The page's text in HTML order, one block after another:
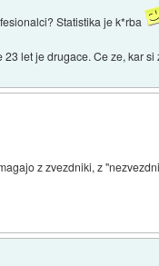
Statistika je k*rba
let je drugace. Ce ze, kar
z zvezdniki, z